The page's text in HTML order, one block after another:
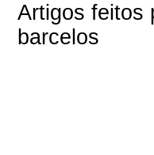
Artigos feitos
barcelos